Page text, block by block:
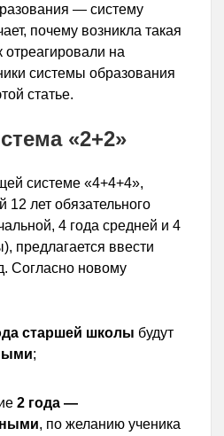
— систему
почему возникла такая
отреагировали на
системы образования
статье.
«2+2»
системе «4+4+4»,
лет обязательного
4 года средней и 4
предлагается ввести
Согласно новому
старшей школы будут
;
2 года —
, по желанию ученика